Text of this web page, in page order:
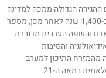
החל את דרכו הרשמית בשנת 622 עם ההגירה הגדולה ממכה למדינה
במזרח תיכון בו הערבים היוו מיעוט זניח. היום, כ-1,400 שנה לאחר מכן, מספר
כ-1.8 מיליארד בני אדם והשפה הערבית מדוברת
והסיבות
התיכון למערב
במאה ה-21.